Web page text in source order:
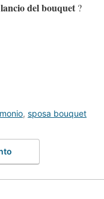
lancio del bouquet ?
, sposa bouquet